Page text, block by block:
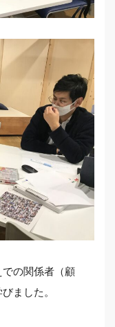
の関係者（顧
ました。